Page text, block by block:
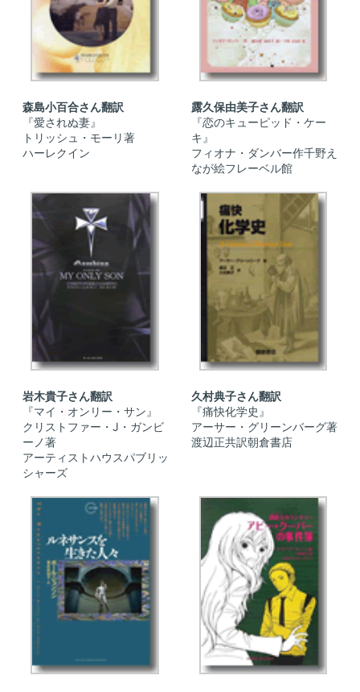
森島小百合さん翻訳
『愛されぬ妻』
トリッシュ・モーリ著
ハーレクイン
露久保由美子さん翻訳
『恋のキューピッド・ケー
キ』
フィオナ・ダンバー作千野え
なが絵フレーベル館
岩木貴子さん翻訳
『マイ・オンリー・サン』
クリストファー・J・ガンビ
ーノ著
アーティストハウスパブリッ
シャーズ
久村典子さん翻訳
『痛快化学史』
アーサー・グリーンバーグ著
渡辺正共訳朝倉書店